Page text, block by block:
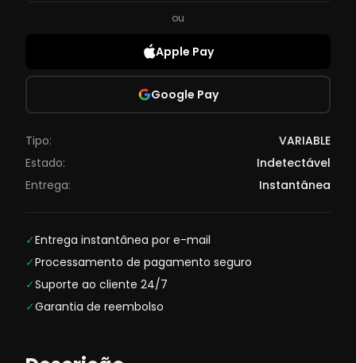
ou
Apple Pay
Google Pay
Tipo:
VARIABLE
Estado:
Indetectável
Entrega:
Instantânea
✓Entrega instantânea por e-mail
✓Processamento de pagamento seguro
✓Suporte ao cliente 24/7
✓Garantia de reembolso